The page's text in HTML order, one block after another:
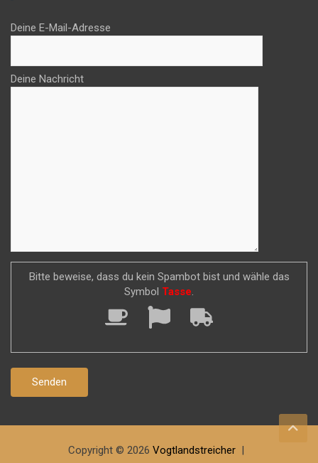
Deine E-Mail-Adresse
Deine Nachricht
Bitte beweise, dass du kein Spambot bist und wähle das
Symbol Tasse.
Copyright © 2026 Vogtlandstreicher